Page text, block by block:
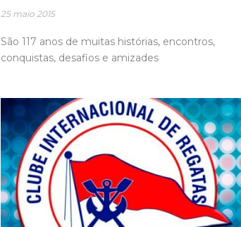
25 maio 2015
São 117 anos de muitas histórias, encontros,
conquistas, desafios e amizades